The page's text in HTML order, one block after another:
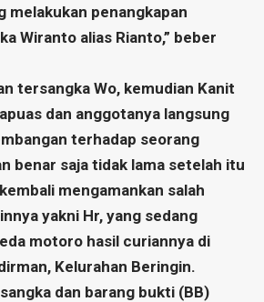
melakukan penangkapan
Wiranto alias Rianto,” beber
tersangka Wo, kemudian Kanit
dan anggotanya langsung
terhadap seorang
benar saja tidak lama setelah itu
mengamankan salah
yakni Hr, yang sedang
motoro hasil curiannya di
Kelurahan Beringin.
dan barang bukti (BB)